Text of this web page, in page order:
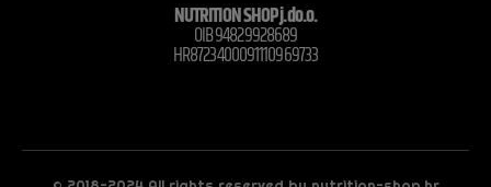
NUTRITION SHOP j.do.o.
OIB 94829928689
HR8723400091110969733